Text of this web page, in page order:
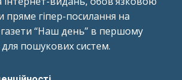
гіпер-посилання на
газети “Наш день” в першому
для пошукових систем.